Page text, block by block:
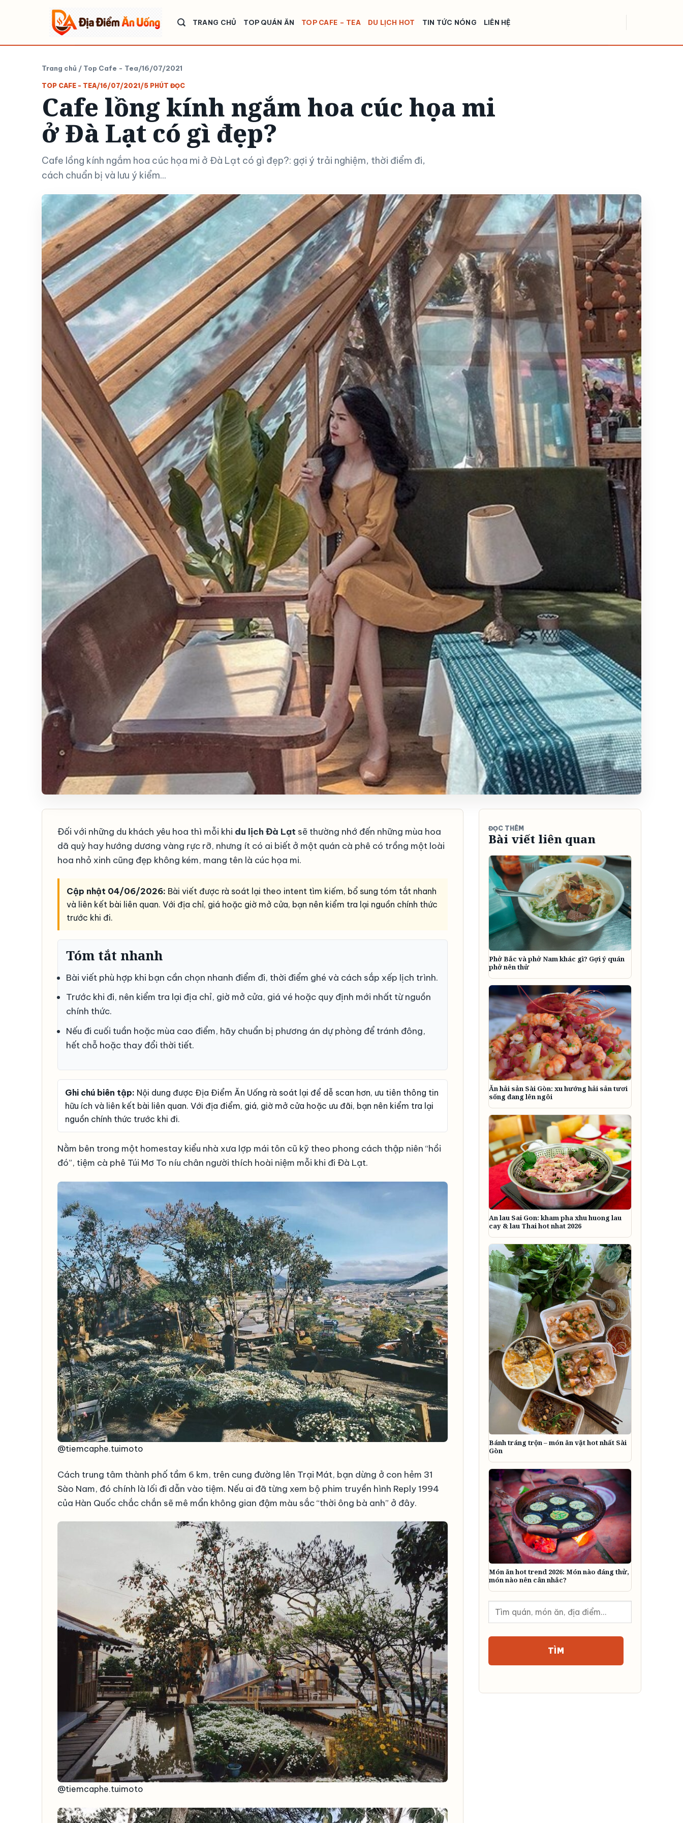
dung
TRANG CHỦ TOP QUÁN ĂN TOP CAFE – TEA DU LỊCH HOT TIN TỨC NÓNG LIÊN HỆ
Trang chủ / Top Cafe - Tea/16/07/2021
TOP CAFE - TEA/16/07/2021 /5 PHÚT ĐỌC
Cafe lồng kính ngắm hoa cúc họa mi
ở Đà Lạt có gì đẹp?
Cafe lồng kính ngắm hoa cúc họa mi ở Đà Lạt có gì đẹp?: gợi ý trải nghiệm, thời điểm đi,
cách chuẩn bị và lưu ý kiểm...
Đối với những du khách yêu hoa thì mỗi khi du lịch Đà Lạt sẽ thường nhớ đến những mùa hoa
dã quỳ hay hướng dương vàng rực rỡ, nhưng ít có ai biết ở một quán cà phê có trồng một loài
hoa nhỏ xinh cũng đẹp không kém, mang tên là cúc họa mi.
Cập nhật 04/06/2026: Bài viết được rà soát lại theo intent tìm kiếm, bổ sung tóm tắt nhanh
và liên kết bài liên quan. Với địa chỉ, giá hoặc giờ mở cửa, bạn nên kiểm tra lại nguồn chính thức
trước khi đi.
Tóm tắt nhanh
Bài viết phù hợp khi bạn cần chọn nhanh điểm đi, thời điểm ghé và cách sắp xếp lịch trình.
Trước khi đi, nên kiểm tra lại địa chỉ, giờ mở cửa, giá vé hoặc quy định mới nhất từ nguồn
chính thức.
Nếu đi cuối tuần hoặc mùa cao điểm, hãy chuẩn bị phương án dự phòng để tránh đông,
hết chỗ hoặc thay đổi thời tiết.
Ghi chú biên tập: Nội dung được Địa Điểm Ăn Uống rà soát lại để dễ scan hơn, ưu tiên thông tin
hữu ích và liên kết bài liên quan. Với địa điểm, giá, giờ mở cửa hoặc ưu đãi, bạn nên kiểm tra lại
nguồn chính thức trước khi đi.
Nằm bên trong một homestay kiểu nhà xưa lợp mái tôn cũ kỹ theo phong cách thập niên “hồi
đó”, tiệm cà phê Túi Mơ To níu chân người thích hoài niệm mỗi khi đi Đà Lạt.
@tiemcaphe.tuimoto
Cách trung tâm thành phố tầm 6 km, trên cung đường lên Trại Mát, bạn dừng ở con hẻm 31
Sào Nam, đó chính là lối đi dẫn vào tiệm. Nếu ai đã từng xem bộ phim truyền hình Reply 1994
của Hàn Quốc chắc chắn sẽ mê mẩn không gian đậm màu sắc “thời ông bà anh” ở đây.
@tiemcaphe.tuimoto
ĐỌC THÊM
Bài viết liên quan
Phở Bắc và phở Nam khác gì? Gợi ý quán
phở nên thử
Ăn hải sản Sài Gòn: xu hướng hải sản tươi
sống đang lên ngôi
An lau Sai Gon: kham pha xhu huong lau
cay & lau Thai hot nhat 2026
Bánh tráng trộn – món ăn vặt hot nhất Sài
Gòn
Món ăn hot trend 2026: Món nào đáng thử,
món nào nên cân nhắc?
kiếm
TÌM